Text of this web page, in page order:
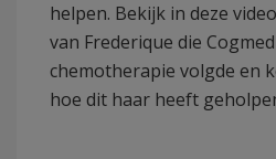
helpen. Bekijk in deze
van Frederique die
chemotherapie volgde en
hoe dit haar heeft